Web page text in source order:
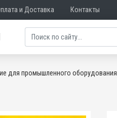
и Доставка Контакты
для промышленного оборудования